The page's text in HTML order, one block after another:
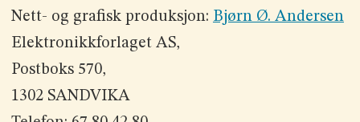
Nett- og grafisk produksjon: Bjørn Ø. Andersen
Elektronikkforlaget AS,
Postboks 570,
1302 SANDVIKA